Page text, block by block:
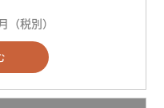
（税別）